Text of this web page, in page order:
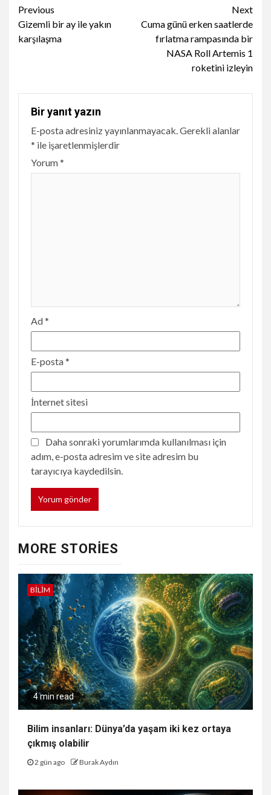
Continue
Reading
Previous
Gizemli bir ay ile yakın
karşılaşma
Next
Cuma günü erken saatlerde
fırlatma rampasında bir
NASA Roll Artemis 1
roketini izleyin
Bir yanıt yazın
E-posta adresiniz yayınlanmayacak. Gerekli alanlar
* ile işaretlenmişlerdir
Yorum*
Ad*
E-posta*
İnternet sitesi
Daha sonraki yorumlarımda kullanılması için
adım, e-posta adresim ve site adresim bu
tarayıcıya kaydedilsin.
MORE STORIES
BILIM
4 min read
Bilim insanları: Dünya’da yaşam iki kez ortaya
çıkmış olabilir
2 gün ago Burak Aydın